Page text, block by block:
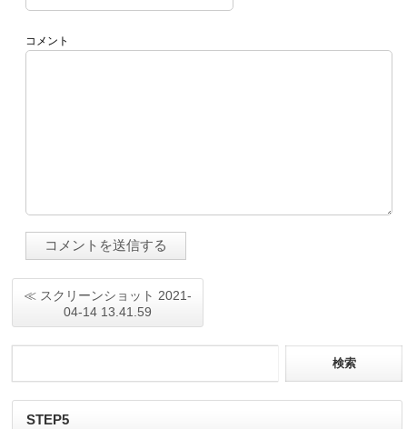
コメント
≪ スクリーンショット 2021-
04-14 13.41.59
STEP5